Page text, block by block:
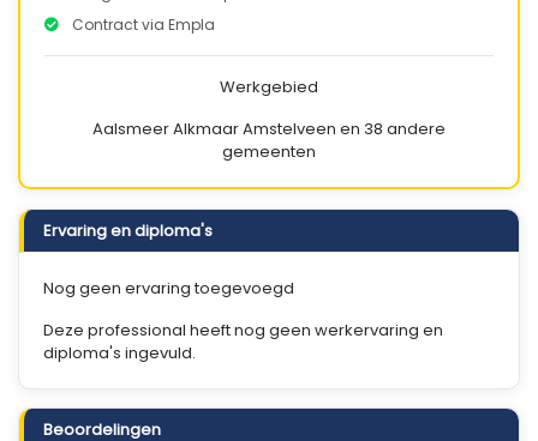
Contract via Empla
Werkgebied
AalsmeerAlkmaarAmstelveen en 38 andere
gemeenten
Ervaring en diploma's
Nog geen ervaring toegevoegd
Deze professional heeft nog geen werkervaring en
diploma's ingevuld.
Beoordelingen